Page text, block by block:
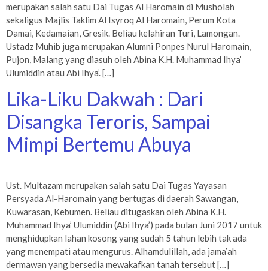
merupakan salah satu Dai Tugas Al Haromain di Musholah
sekaligus Majlis Taklim Al Isyroq Al Haromain, Perum Kota
Damai, Kedamaian, Gresik. Beliau kelahiran Turi, Lamongan.
Ustadz Muhib juga merupakan Alumni Ponpes Nurul Haromain,
Pujon, Malang yang diasuh oleh Abina K.H. Muhammad Ihya’
Ulumiddin atau Abi Ihya’. […]
Lika-Liku Dakwah : Dari
Disangka Teroris, Sampai
Mimpi Bertemu Abuya
Ust. Multazam merupakan salah satu Dai Tugas Yayasan
Persyada Al-Haromain yang bertugas di daerah Sawangan,
Kuwarasan, Kebumen. Beliau ditugaskan oleh Abina K.H.
Muhammad Ihya’ Ulumiddin (Abi Ihya’) pada bulan Juni 2017 untuk
menghidupkan lahan kosong yang sudah 5 tahun lebih tak ada
yang menempati atau mengurus. Alhamdulillah, ada jama’ah
dermawan yang bersedia mewakafkan tanah tersebut […]